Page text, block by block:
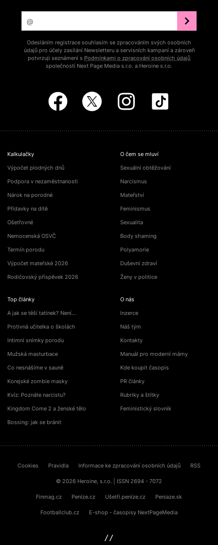
Odesláním registrace souhlasím se zpracováním svých osobních
údajů pro účely zasílání Newsletteru a servisních kampaní a zároveň
potvrzuji seznámení s Podmínkami o zpracování osobních údajů
společností Next Page Media s.r.o. a Heroine s.r.o.
Kalkulačky
Výpočet plodných dnů
Podpora v nezaměstnanosti
Nárok na porodné
Přídavky na dítě
Ošetřovné
Nemocenská OSVČ
Termín porodu
Výpočet mateřské 2026
Rodičovský příspěvek 2026
Top články
A jak se těší tatínek? Není…
Protivná učitelka o školách
Intimní snímky porodu
Mužská masturbace
Co nesnášíme v sauně
Korejské zombie masky
Kvíz: Poznáte narcistu?
Kingdom Come 2 a ženské tělo
Bossing: jak se bránit
O čem se mluví
Sexuální obtěžování
Narcismus
Mateřství
Feminismus
Sexualita
Body shaming
Polyamorie
Duševní zdraví
Ženy v politice
O nás
Inzerce
Náš tým
Kontakty
Manuál pro moderní mámy
Kde koupit časopis
PR články
Rubriky a štítky
Feministický slovník
Cookies Pravidla Informace ke zpracování osobních údajů RSS
© 2026 Heroine, s.r.o. | ISSN 2694 - 7072
Finmag.cz Peníze.cz Ušetři.peníze.cz Peniaze.sk
Footballclub.cz E-shop - časopisy NextPageMedia